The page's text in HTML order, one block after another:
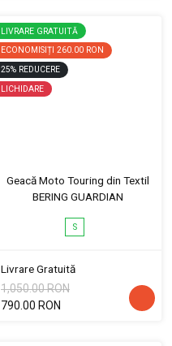
LIVRARE GRATUITĂ
ECONOMISIȚI 260.00 RON
25% REDUCERE
LICHIDARE
Geacă Moto Touring din Textil
BERING GUARDIAN
S
Livrare Gratuită
1,050.00 RON
790.00 RON